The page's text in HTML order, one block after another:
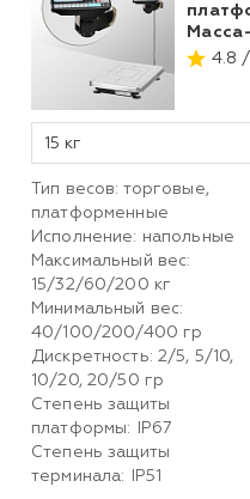
4.8
15 кг
Тип весов: торговые,
платформенные
Исполнение: напольные
Максимальный вес:
15/32/60/200 кг
Минимальный вес:
40/100/200/400 гр
Дискретность: 2/5, 5/10,
10/20, 20/50 гр
Степень защиты
платформы: IP67
Степень защиты
терминала: IP51